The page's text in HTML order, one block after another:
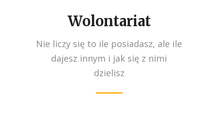
Wolontariat
Nie liczy się to ile posiadasz, ale ile
dajesz innym i jak się z nimi
dzielisz